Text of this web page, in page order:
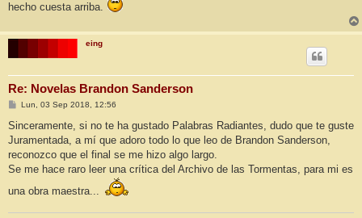
hecho cuesta arriba.
eing
Re: Novelas Brandon Sanderson
M
n
a
j
Lun, 03 Sep 2018, 12:56
Sinceramente, si no te ha gustado Palabras Radiantes, dudo que te guste
Juramentada, a mí que adoro todo lo que leo de Brandon Sanderson,
reconozco que el final se me hizo algo largo.
Se me hace raro leer una crítica del Archivo de las Tormentas, para mi es
una obra maestra...